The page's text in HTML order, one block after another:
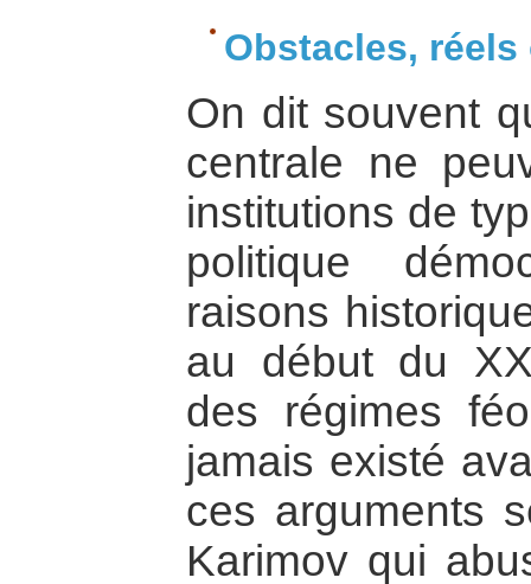
Obstacles,
On dit souvent
centrale ne
institutions de
politique
raisons
au début du
des régimes
jamais existé
ces arguments
Karimov qui